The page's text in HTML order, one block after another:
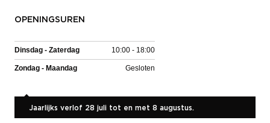
OPENINGSUREN
Dinsdag - Zaterdag 10:00 - 18:00
Zondag - Maandag Gesloten
Jaarlijks verlof 28 juli tot en met 8 augustus.